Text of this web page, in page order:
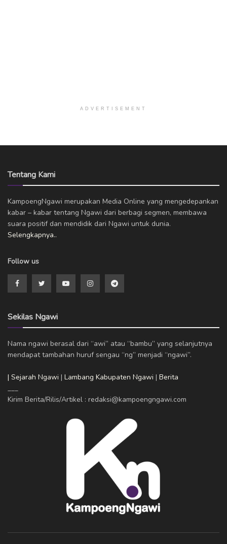
ADVERTISEMENT
Tentang Kami
KampoengNgawi merupakan Media Online yang mengedepankan
kabar – kabar tentang Ngawi dari berbagi segmen, membawa
suara positif dan mendidik dari Ngawi untuk dunia.
Selengkapnya..
Follow us
Sekilas Ngawi
Nama ngawi berasal dari “awi” atau “bambu” yang selanjutnya
mendapat tambahan huruf sengau “ng” menjadi “ngawi”.
| Sejarah Ngawi | Lambang Kabupaten Ngawi | Berita
___
Kirim Berita/Rilis/Artikel : redaksi@kampoengngawi.com